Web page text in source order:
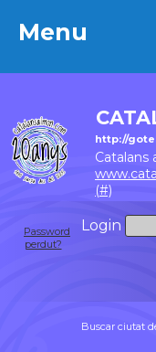
Menu
http://
(#)
Login
Password
perdut?
Buscar ciutat
Menu